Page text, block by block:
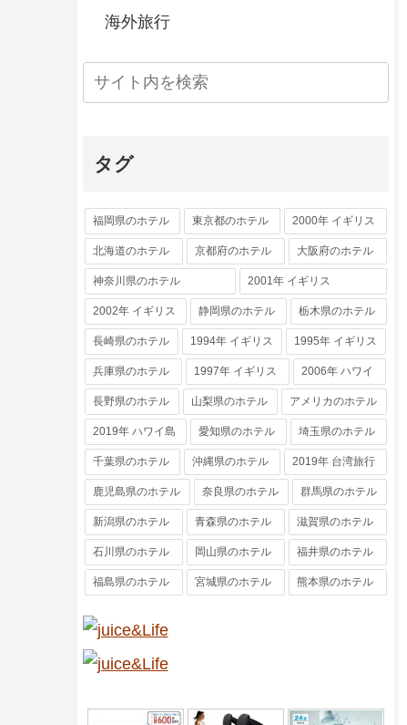
海外旅行
タグ
福岡県のホテル 東京都のホテル 2000年 イギリス
北海道のホテル 京都府のホテル 大阪府のホテル
神奈川県のホテル 2001年 イギリス
2002年 イギリス 静岡県のホテル 栃木県のホテル
長崎県のホテル 1994年 イギリス 1995年 イギリス
兵庫県のホテル 1997年 イギリス 2006年 ハワイ
長野県のホテル 山梨県のホテル アメリカのホテル
2019年 ハワイ島 愛知県のホテル 埼玉県のホテル
千葉県のホテル 沖縄県のホテル 2019年 台湾旅行
鹿児島県のホテル 奈良県のホテル 群馬県のホテル
新潟県のホテル 青森県のホテル 滋賀県のホテル
石川県のホテル 岡山県のホテル 福井県のホテル
福島県のホテル 宮城県のホテル 熊本県のホテル